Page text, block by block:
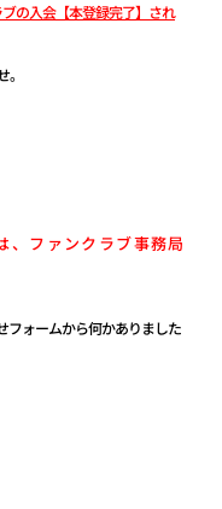
の入会【本登録完了】され
、ファンクラブ事務局
フォームから何かありました